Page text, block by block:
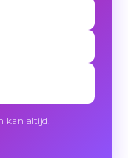
kan altijd.